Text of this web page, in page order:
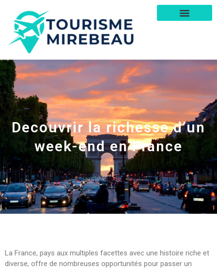
Decouvrir la richesse d’un
week-end en France
La France, pays aux multiples facettes avec une histoire riche et
diverse, offre de nombreuses opportunités pour passer un